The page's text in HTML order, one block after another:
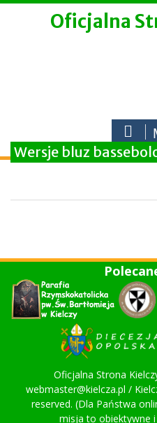
Skip
Oficjalna
Wersje bluz
Oficjalna Strona
webmaster@kielcza.pl /
reserved. (Dla Państwa
misja to obiektywne